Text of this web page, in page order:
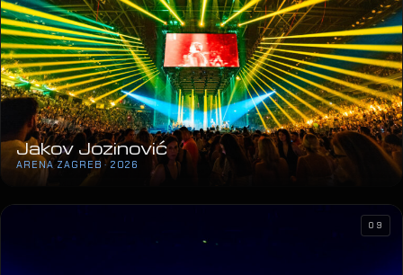
Jakov Jozinović
ARENA ZAGREB · 2026
09